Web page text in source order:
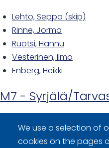
Lehto, Seppo (skip)
Rinne, Jorma
Ruotsi, Hannu
Vesterinen, Ilmo
Enberg, Heikki
M7 - Syrjälä/
Syrjälä, Eero (skip)
Kurka, Jari
We use a selection of
cookies on the pages